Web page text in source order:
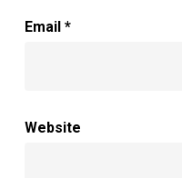
Email *
Website